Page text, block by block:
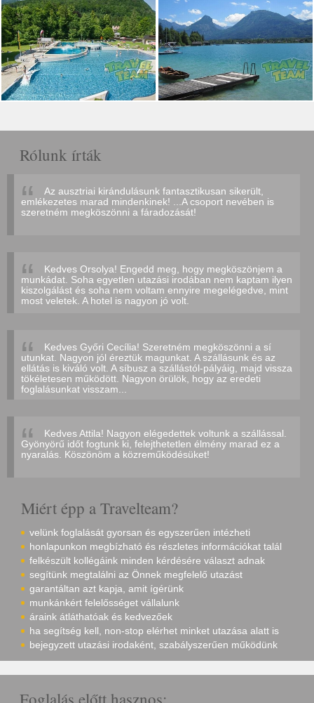
Rólunk írták
Az ausztriai kirándulásunk fantasztikusan sikerült,
emlékezetes marad mindenkinek! ...A csoport nevében is
szeretném megköszönni a fáradozását!
Kedves Orsolya! Engedd meg, hogy megköszönjem a
munkádat. Soha egyetlen utazási irodában nem kaptam ilyen
kiszolgálást és soha nem voltam ennyire megelégedve, mint
most veletek. A hotel is nagyon jó volt.
Kedves Győri Cecília! Szeretném megköszönni a sí
utunkat. Nagyon jól éreztük magunkat. A szállásunk és az
ellátás is kiváló volt. A síbusz a szállástól-pályáig, majd vissza
tökéletesen működött. Nagyon örülök, hogy az eredeti
foglalásunkat visszam...
Kedves Attila! Nagyon elégedettek voltunk a szállással.
Gyönyörű időt fogtunk ki, felejthetetlen élmény marad ez a
nyaralás. Köszönöm a közreműködésüket!
Miért épp a Travelteam?
velünk foglalását gyorsan és egyszerűen intézheti
honlapunkon megbízható és részletes információkat talál
felkészült kollégáink minden kérdésére választ adnak
segítünk megtalálni az Önnek megfelelő utazást
garantáltan azt kapja, amit ígérünk
munkánkért felelősséget vállalunk
áraink átláthatóak és kedvezőek
ha segítség kell, non-stop elérhet minket utazása alatt is
bejegyzett utazási irodaként, szabályszerűen működünk